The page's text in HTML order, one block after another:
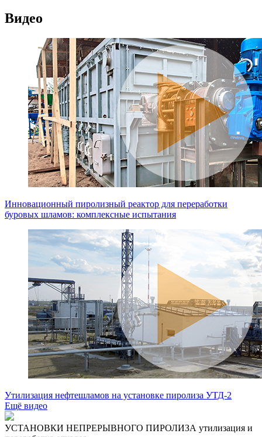
Видео
Инновационный пиролизный реактор для переработки
буровых шламов: комплексные испытания
Утилизация нефтешламов на установке пиролиза УТД-2
Ещё видео
УСТАНОВКИ НЕПРЕРЫВНОГО ПИРОЛИЗА утилизация и